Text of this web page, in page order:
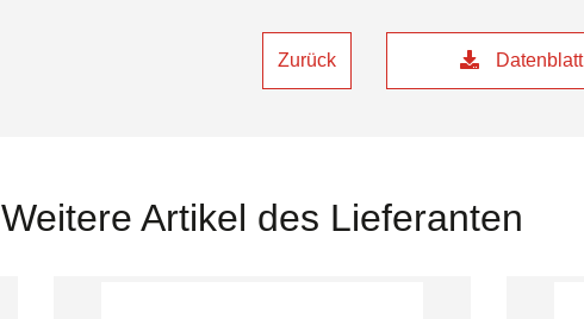
Zurück Datenblatt
Weitere Artikel des Lieferanten